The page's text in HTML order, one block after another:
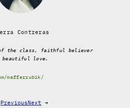
Contreras
of the class, faithful believer
beautiful love.
mafferrubik/
PreviousNext →